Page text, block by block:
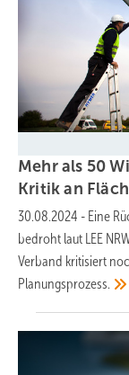
Mehr als 50
Kritik an
30.08.2024 - Eine
bedroht laut LEE
Verband kritisiert
Planungsprozess.